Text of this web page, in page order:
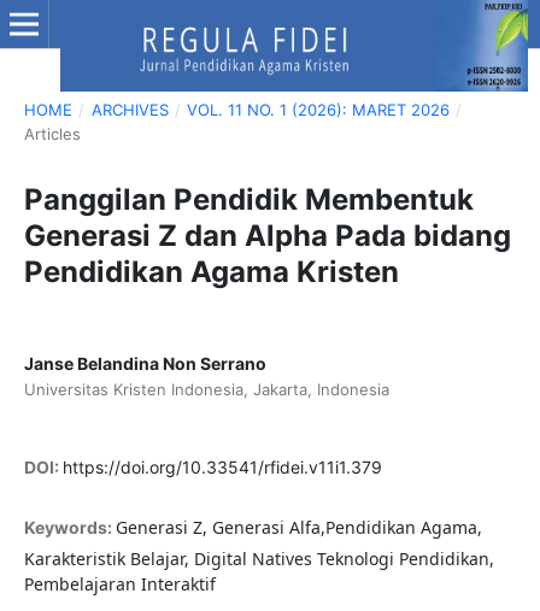
HOME / ARCHIVES / VOL. 11 NO. 1 (2026): MARET 2026 /
Articles
Panggilan Pendidik Membentuk
Generasi Z dan Alpha Pada bidang
Pendidikan Agama Kristen
Janse Belandina Non Serrano
Universitas Kristen Indonesia, Jakarta, Indonesia
DOI: https://doi.org/10.33541/rfidei.v11i1.379
Keywords: Generasi Z, Generasi Alfa,Pendidikan Agama,
Karakteristik Belajar, Digital Natives Teknologi Pendidikan,
Pembelajaran Interaktif